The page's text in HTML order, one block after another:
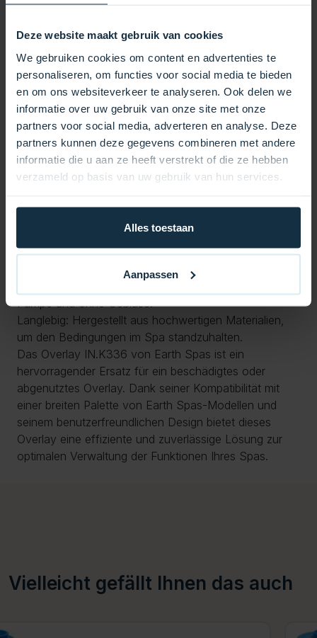
Deze website maakt gebruik van cookies
We gebruiken cookies om content en advertenties te
personaliseren, om functies voor social media te bieden
en om ons websiteverkeer te analyseren. Ook delen we
informatie over uw gebruik van onze site met onze
partners voor social media, adverteren en analyse. Deze
partners kunnen deze gegevens combineren met andere
informatie die u aan ze heeft verstrekt of die ze hebben
verzameld op basis van uw gebruik van hun services.
Alles toestaan
Aanpassen
Earth Spas kompatibel, darunter Kouri, Erebus, Uluru,
einer Höhe von 62 mm passt diese Auflage nahtlos
auf das Bedienfeld IN.K336. Es wurde speziell für
Spa-Systeme mit einer Pumpe und ohne Gebläse
entwickelt und ist somit ideal für kompakte und
effiziente Spa-Konfigurationen.
Hauptfunktionen:
Anzahl der Tasten: 5 Tasten, für einfache Bedienung.
Kompatibilität: Geeignet für das Topside-
Abmessungen: 170 mm Länge und 62 mm Höhe.
Farbe: Schickes schwarzes Finish.
Pumpe und ohne Gebläse.
Langlebig: Hergestellt aus hochwertigen Materialien,
um den Bedingungen im Spa standzuhalten.
Das Overlay IN.K336 von Earth Spas ist ein
hervorragender Ersatz für ein beschädigtes oder
abgenutztes Overlay. Dank seiner Kompatibilität mit
einer breiten Palette von Earth Spas-Modellen und
seinem benutzerfreundlichen Design bietet dieses
Overlay eine effiziente und zuverlässige Lösung zur
optimalen Verwaltung der Funktionen Ihres Spas.
Vielleicht gefällt Ihnen das auch